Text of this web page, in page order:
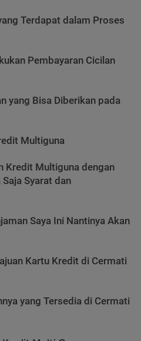
Terdapat dalam Proses
Pembayaran Cicilan
yang Bisa Diberikan pada
Multiguna
Kredit Multiguna dengan
Syarat dan
Saya Ini Nantinya Akan
Kartu Kredit di Cermati
yang Tersedia di Cermati